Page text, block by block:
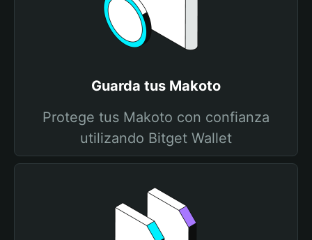
Guarda tus Makoto
Protege tus Makoto con confianza
utilizando Bitget Wallet